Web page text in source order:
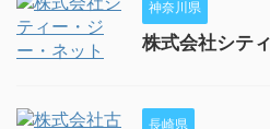
神奈川県
株式会社シテ
長崎県